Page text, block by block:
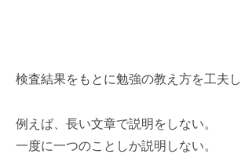
検査結果をもとに勉強の教え方を工夫し
例えば、長い文章で説明をしない。
一度に一つのことしか説明しない。